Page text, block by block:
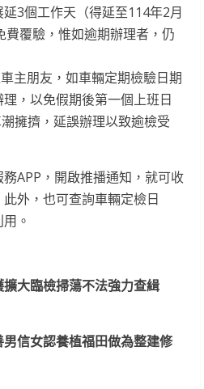
3個工作天（得延至114年2月
覆驗，惟如逾期辦理者，仍
朋友，如車輛定期檢驗日期
，以免假期後第一個上班日
擁擠，延誤辦理以致逾檢受
APP，開啟推播通知，就可收
外，也可查詢車輛定檢日
。
大臨檢掃蕩不法強力查緝
信女認養植福田做為整建修